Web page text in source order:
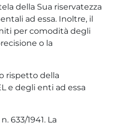
della Sua riservatezza
ad essa. Inoltre, il
per comodità degli
o la
rispetto della
e degli enti ad essa
633/1941. La